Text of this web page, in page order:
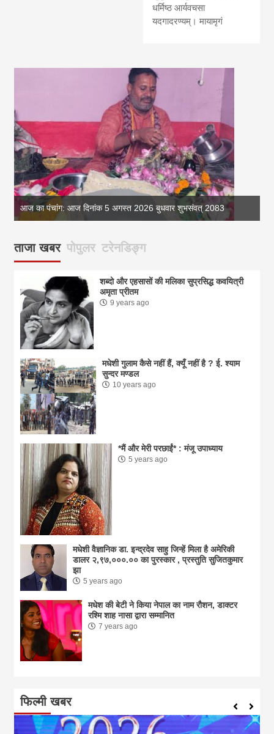
धर्मिष्ठ आर्यवचसा
यदगादरण्यम्। मायामृगं
आज का पंचांग: आज दिनांक 5 अगस्त 2026 बुधवार शुभसंवत् 2083
ताजा खबर पोपुलर टरेनडिङ्ग
शब्दो और एहसासों की मलिका सुप्रसिद्ध कवयित्री
अमृता प्रीतम
9 years ago
मधेशी गुलाम कैसे नहीं हैं, क्यूँ नहीं है ? ई. श्याम
सुन्दर मण्डल
10 years ago
*मैं और मेरी परछाईं* : मंजू उपाध्याय
5 years ago
मधेशी वैज्ञानिक डा. इन्द्रदेव साहु जिन्हें मिला है अमेरिकी
डालर २,९७,०००.०० का पुरस्कार , प्रस्तुति सुजितकुमार
झा
5 years ago
मधेश की बेटी ने किया नेपाल का नाम राैशन, डाक्टर
रश्मि शाह नासा द्वारा सम्मानित
7 years ago
फिल्मी खबर